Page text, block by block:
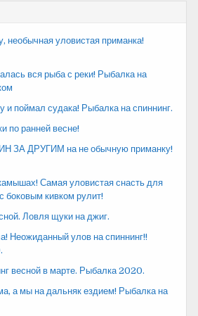
необычная уловистая приманка!
вся рыба с реки! Рыбалка на
и поймал судака! Рыбалка на спиннинг.
по ранней весне!
ЗА ДРУГИМ на не обычную приманку!
Самая уловистая снасть для
боковым кивком рулит!
Ловля щуки на джиг.
Неожиданный улов на спиннинг!!
весной в марте. Рыбалка 2020.
а мы на дальняк ездием! Рыбалка на